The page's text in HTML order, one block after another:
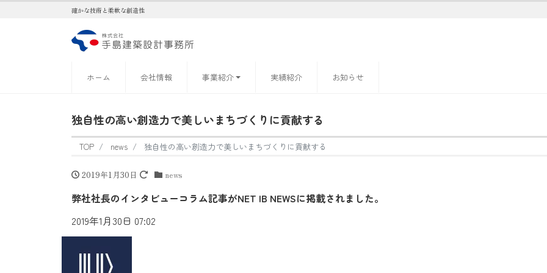
確かな技術と柔軟な創造性
ホーム 会社情報 事業紹介 実績紹介 お知らせ
独自性の高い創造力で美しいまちづくりに貢献する
TOP news 独自性の高い創造力で美しいまちづくりに貢献する
2019年1月30日 news
弊社社長のインタビューコラム記事がNET IB NEWSに掲載されました。
2019年1月30日 07:02